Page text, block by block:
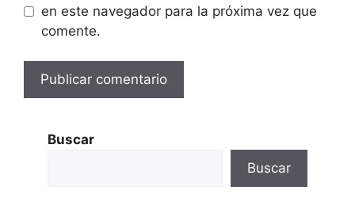
en este navegador para la próxima vez que
comente.
Buscar
Buscar